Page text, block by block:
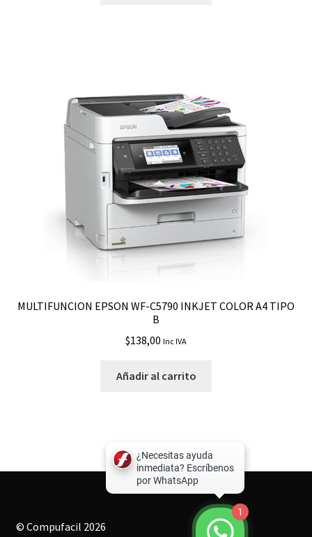
MULTIFUNCION EPSON WF-C5790 INKJET COLOR A4 TIPO
B
$138,00 Inc IVA
Añadir al carrito
© Compufacil 2026
1